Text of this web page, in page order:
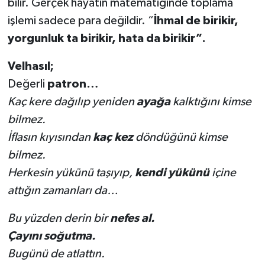
bilir. Gerçek hayatın matematiğinde toplama
işlemi sadece para değildir. “ İhmal de birikir,
yorgunluk ta birikir, hata da birikir”.
Velhasıl;
Değerli patron…
Kaç kere dağılıp yeniden ayağakalktığını kimse
bilmez.
İflasın kıyısından kaç kezdöndüğünü kimse
bilmez.
Herkesin yükünü taşıyıp, kendi yükünüiçine
attığın zamanları da…
Bu yüzden derin birnefes al.
Çayını soğutma.
Bugünü de atlattın.